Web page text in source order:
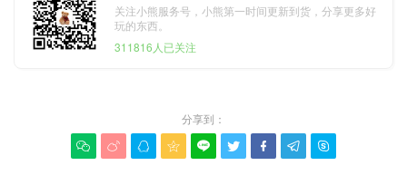
关注小熊服务号，小熊第一时间更新到货，分享更多好
玩的东西。
311816人已关注
分享到：
        